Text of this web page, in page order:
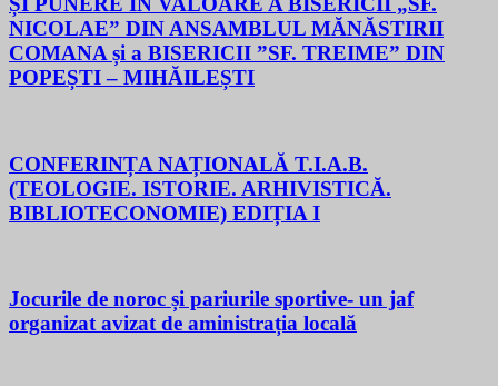
NICOLAE” DIN ANSAMBLUL MĂNĂSTIRII
COMANA și a BISERICII ”SF. TREIME” DIN
POPEȘTI – MIHĂILEȘTI
CONFERINȚA NAȚIONALĂ T.I.A.B.
(TEOLOGIE. ISTORIE. ARHIVISTICĂ.
BIBLIOTECONOMIE) EDIȚIA I
Jocurile de noroc și pariurile sportive- un jaf
organizat avizat de aministrația locală